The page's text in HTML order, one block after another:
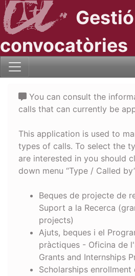
convocatòries
You can consult the
calls that can currently be
This application is used to
types of calls. To select the
are interested in you should
down menu “Type / Called
Beques de projecte de
Suport a la Recerca
projects)
Ajuts, beques i el
pràctiques - Oficina de
Grants and Internships
Scholarships enrollment